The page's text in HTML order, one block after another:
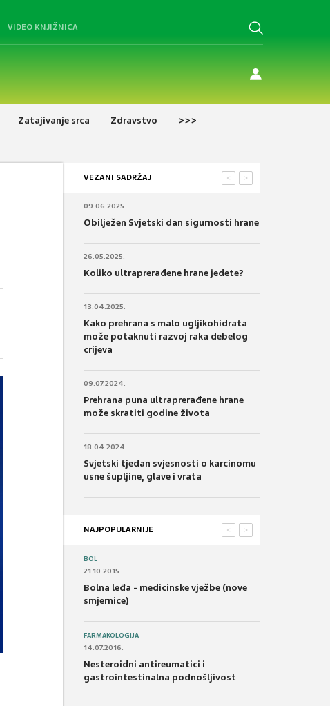
VIDEO KNJIŽNICA
Zatajivanje srca Zdravstvo >>>
VEZANI SADRŽAJ >
<
09.06.2025.
Obilježen Svjetski dan sigurnosti hrane
26.05.2025.
Koliko ultraprerađene hrane jedete?
13.04.2025.
Kako prehrana s malo ugljikohidrata
može potaknuti razvoj raka debelog
crijeva
09.07.2024.
Prehrana puna ultraprerađene hrane
može skratiti godine života
18.04.2024.
Svjetski tjedan svjesnosti o karcinomu
usne šupljine, glave i vrata
NAJPOPULARNIJE >
<
BOL
21.10.2015.
Bolna leđa - medicinske vježbe (nove
smjernice)
FARMAKOLOGIJA
14.07.2016.
Nesteroidni antireumatici i
gastrointestinalna podnošljivost